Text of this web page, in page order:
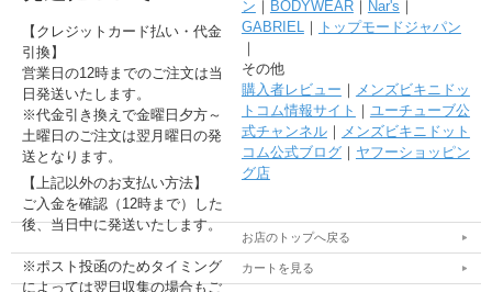
【クレジットカード払い・代金
引換】
営業日の12時までのご注文は当
日発送いたします。
※代金引き換えで金曜日夕方～
土曜日のご注文は翌月曜日の発
送となります。
【上記以外のお支払い方法】
ご入金を確認（12時まで）した
後、当日中に発送いたします。
※ポスト投函のためタイミング
によっては翌日収集の場合もご
ン ｜ BODYWEAR｜ Nar's ｜
GABRIEL｜
トップモードジャパン
｜
その他
購入者レビュー ｜ メンズビキニドッ
トコム情報サイト ｜ ユーチューブ公
式チャンネル｜ メンズビキニドット
コム公式ブログ｜ ヤフーショッピン
グ店
お店のトップへ戻る
カートを見る